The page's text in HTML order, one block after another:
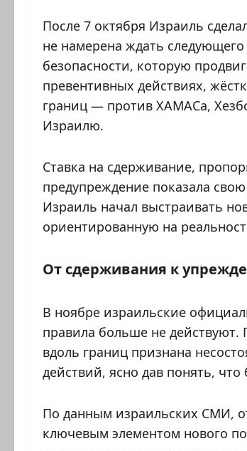
После 7 октября Израиль
не намерена ждать
безопасности, которую
превентивных действиях,
границ — против ХАМАСа,
Израилю.
Ставка на сдерживание,
предупреждение показала
Израиль начал выстраивать
ориентированную на
От сдерживания к
В ноябре израильские
правила больше не действуют.
вдоль границ признана
действий, ясно дав понять,
По данным израильских СМИ,
ключевым элементом нового